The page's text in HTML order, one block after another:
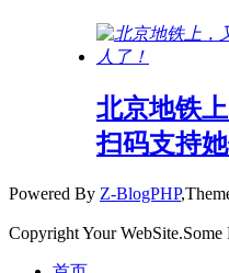
北京地铁
扫码支持
Powered By Z-BlogPHP
Copyright Your WebSite.Some